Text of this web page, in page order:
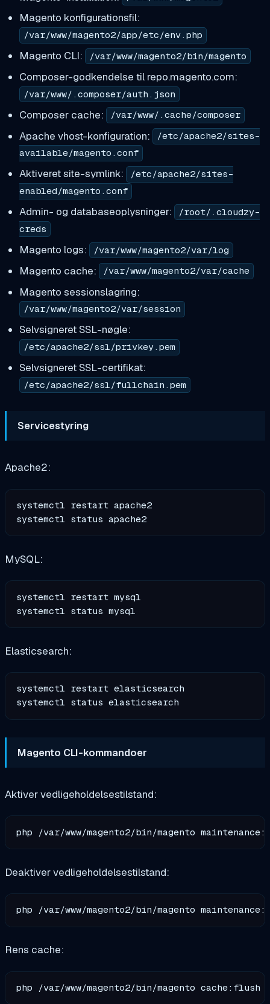
Magento konfigurationsfil:
/var/www/magento2/app/etc/env.php
Magento CLI: /var/www/magento2/bin/magento
Composer-godkendelse til repo.magento.com:
/var/www/.composer/auth.json
Composer cache: /var/www/.cache/composer
Apache vhost-konfiguration:
/etc/apache2/sites-
available/magento.conf
Aktiveret site-symlink:
/etc/apache2/sites-
enabled/magento.conf
Admin- og databaseoplysninger:
/root/.cloudzy-
creds
Magento logs: /var/www/magento2/var/log
Magento cache: /var/www/magento2/var/cache
Magento sessionslagring:
/var/www/magento2/var/session
Selvsigneret SSL-nøgle:
/etc/apache2/ssl/privkey.pem
Selvsigneret SSL-certifikat:
/etc/apache2/ssl/fullchain.pem
Servicestyring
Apache2:
systemctl restart apache2
MySQL:
systemctl restart mysql
Elasticsearch:
systemctl restart elasticsearch
Magento CLI-kommandoer
Aktiver vedligeholdelsestilstand:
Deaktiver vedligeholdelsestilstand:
Rens cache: